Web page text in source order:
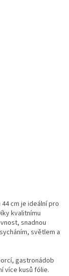
cm je ideální pro
kvalitnímu
snadnou
světlem a
gastronádob
více kusů fólie.